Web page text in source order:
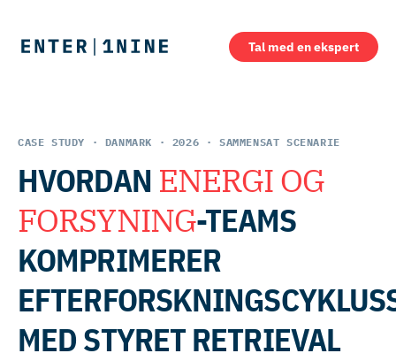
Tal med en ekspert
CASE STUDY · DANMARK · 2026 · SAMMENSAT SCENARIE
HVORDAN ENERGI OG
FORSYNING-TEAMS
KOMPRIMERER
MED STYRET RETRIEVAL